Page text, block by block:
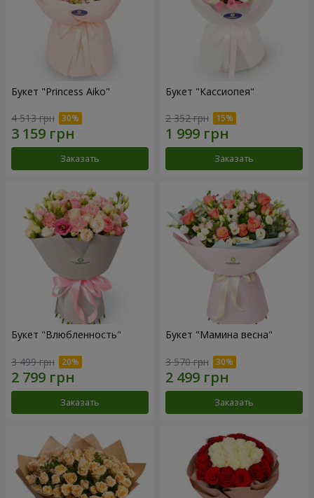
Букет "Princess Aiko"
4 513 грн
Заказать
Букет "Кассиопея"
2 352 грн
Заказать
Букет "Влюбленность"
3 499 грн
Заказать
Букет "Мамина весна"
3 570 грн
Заказать